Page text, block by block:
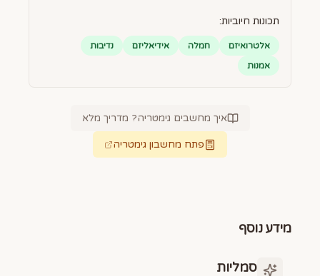
תכונות חיוביות:
אלטרואיזם חמלה אידיאליזם
נדיבות
אמנות
איך מחשבים גימטריה? מדריך מלא
פתח מחשבון גימטריה
מידע נוסף
סמליות